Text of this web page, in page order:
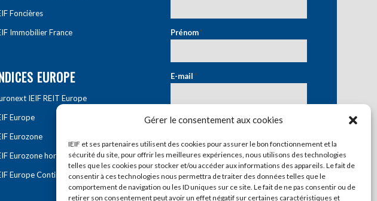
Gérer le consentement aux cookies
IEIF et ses partenaires utilisent des cookies pour assurer le bon fonctionnement et la
sécurité du site, pour offrir les meilleures expériences, nous utilisons des technologies
telles que les cookies pour stocker et/ou accéder aux informations des appareils. Le fait de
consentir à ces technologies nous permettra de traiter des données telles que le
comportement de navigation ou les ID uniques sur ce site. Le fait de ne pas consentir ou de
retirer son consentement peut avoir un effet négatif sur certaines caractéristiques et
Foncières
Immobilier France
EUROPE
IEIF REIT Europe
Europe
Eurozone
Eurozone hors France
Europe Continentale
Prénom*
E-mail*